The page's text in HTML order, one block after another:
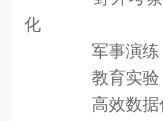
化
军事演练
教育实验
高效数据